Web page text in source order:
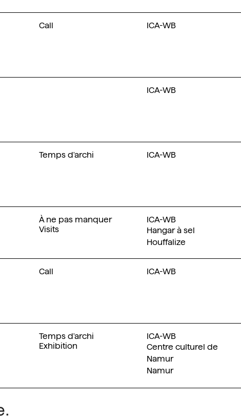
Call ICA-WB
ICA-WB
Temps d'archi ICA-WB
À ne pas manquer
Visits
ICA-WB
Hangar à sel
Houffalize
Call ICA-WB
Temps d'archi
Exhibition
ICA-WB
Centre culturel de
Namur
Namur